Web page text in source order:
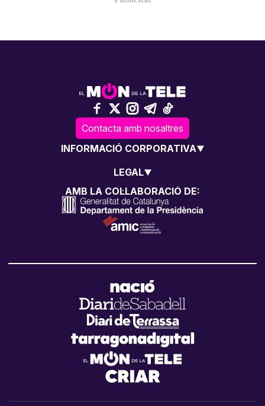
Contacta amb nosaltres
INFORMACIÓ CORPORATIVA
LEGAL
AMB LA COL·LABORACIÓ DE: